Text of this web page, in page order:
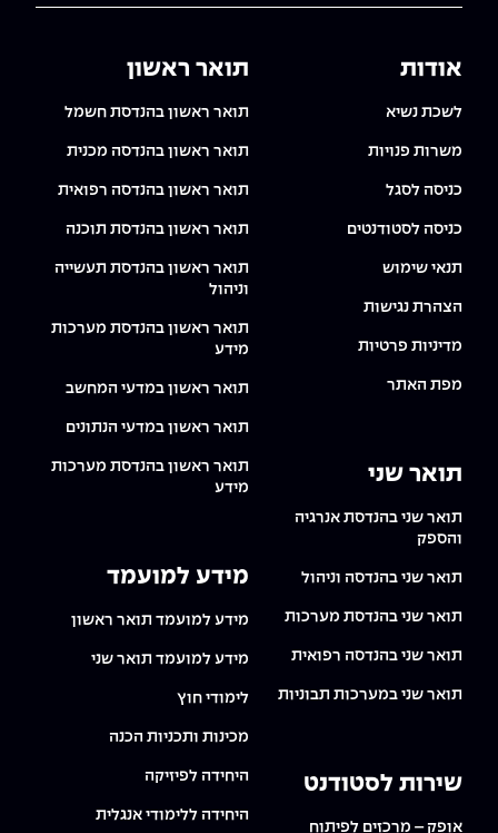
אודות
לשכת נשיא
משרות פנויות
כניסה לסגל
כניסה לסטודנטים
תנאי שימוש
הצהרת נגישות
מדיניות פרטיות
מפת האתר
תואר שני
תואר שני בהנדסת אנרגיה
והספק
תואר שני בהנדסה וניהול
תואר שני בהנדסת מערכות
תואר שני בהנדסה רפואית
תואר שני במערכות תבוניות
שירות לסטודנט
אופק – מרכזים לפיתוח
תואר ראשון
תואר ראשון בהנדסת חשמל
תואר ראשון בהנדסה מכנית
תואר ראשון בהנדסה רפואית
תואר ראשון בהנדסת תוכנה
תואר ראשון בהנדסת תעשייה
וניהול
תואר ראשון בהנדסת מערכות
מידע
תואר ראשון במדעי המחשב
תואר ראשון במדעי הנתונים
תואר ראשון בהנדסת מערכות
מידע
מידע למועמד
מידע למועמד תואר ראשון
מידע למועמד תואר שני
לימודי חוץ
מכינות ותכניות הכנה
היחידה לפיזיקה
היחידה ללימודי אנגלית